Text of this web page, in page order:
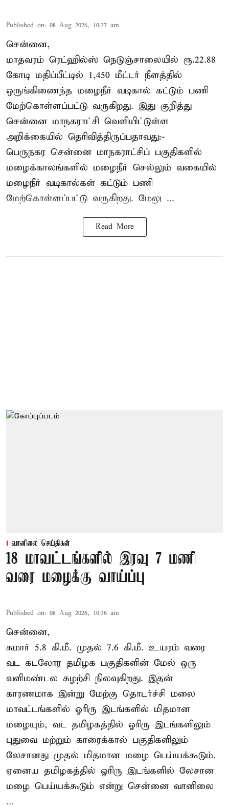
Published on: 08 Aug 2026, 10:37 am
சென்னை,
மாதவரம் ரெட்ஹில்ஸ் நெடுஞ்சாலையில் ரூ.22.88
கோடி மதிப்பீட்டில் 1,450 மீட்டர் நீளத்தில்
ஒருங்கிணைந்த மழைநீர் வடிகால் கட்டும் பணி
மேற்கொள்ளப்பட்டு வருகிறது. இது குறித்து
சென்னை மாநகராட்சி வெளியிட்டுள்ள
அறிக்கையில் தெரிவித்திருப்பதாவது:-
பெருநகர சென்னை மாநகராட்சிப் பகுதிகளில்
மழைக்காலங்களில் மழைநீர் செல்லும் வகையில்
மழைநீர் வடிகால்கள் கட்டும் பணி
மேற்கொள்ளப்பட்டு வருகிறது. மேலு ...
Read More
வானிலை செய்திகள்
18 மாவட்டங்களில் இரவு 7 மணி
வரை மழைக்கு வாய்ப்பு
Published on: 08 Aug 2026, 10:36 am
சென்னை,
சுமார் 5.8 கி.மீ. முதல் 7.6 கி.மீ. உயரம் வரை
வட கடலோர தமிழக பகுதிகளின் மேல் ஒரு
வளிமண்டல சுழற்சி நிலவுகிறது. இதன்
காரணமாக இன்று மேற்கு தொடர்ச்சி மலை
மாவட்டங்களில் ஓரிரு இடங்களில் மிதமான
மழையும், வட தமிழகத்தில் ஓரிரு இடங்களிலும்
புதுவை மற்றும் காரைக்கால் பகுதிகளிலும்
லேசானது முதல் மிதமான மழை பெய்யக்கூடும்.
ஏனைய தமிழகத்தில் ஓரிரு இடங்களில் லேசான
மழை பெய்யக்கூடும் என்று சென்னை வானிலை
...